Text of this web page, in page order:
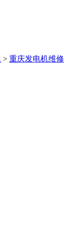
> 重庆发电机维修